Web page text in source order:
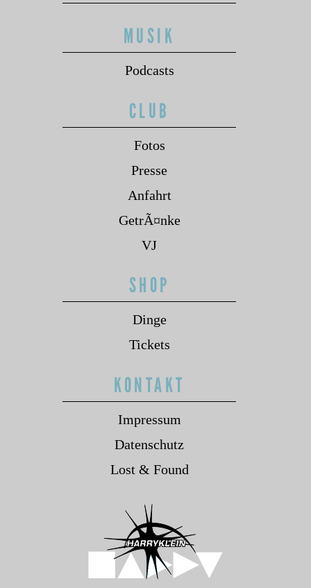
MUSIK
Podcasts
CLUB
Fotos
Presse
Anfahrt
GetrÃ¤nke
VJ
SHOP
Dinge
Tickets
KONTAKT
Impressum
Datenschutz
Lost & Found